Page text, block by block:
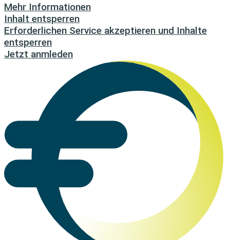
Mehr Informationen
Inhalt entsperren
Erforderlichen Service akzeptieren und Inhalte
entsperren
Jetzt anmleden